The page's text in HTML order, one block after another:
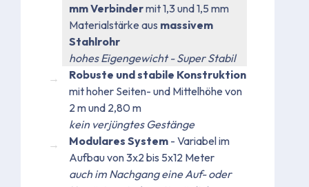
mm Verbindermit 1,3 und 1,5 mm
Materialstärke aus massivem
Stahlrohr
hohes Eigengewicht - Super Stabil
Robuste und stabile Konstruktion
mit hoher Seiten- und Mittelhöhe von
2 m und 2,80 m
kein verjüngtes Gestänge
Modulares System - Variabel im
Aufbau von 3x2 bis 5x12 Meter
auch im Nachgang eine Auf- oder